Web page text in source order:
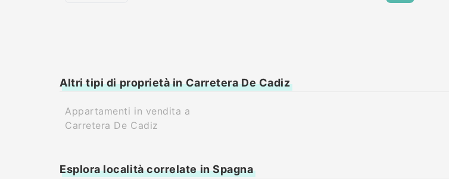
Altri tipi di proprietà in Carretera De Cadiz
Appartamenti in vendita a
Carretera De Cadiz
Esplora località correlate in Spagna